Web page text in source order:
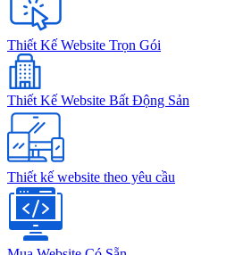
Thiết Kế Website Trọn Gói
Thiết Kế Website Bất Động Sản
Thiết kế website theo yêu cầu